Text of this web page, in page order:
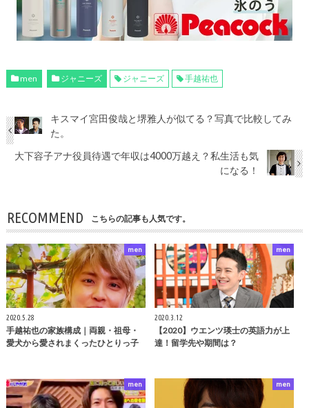
men ジャニーズ ジャニーズ 手越祐也
キスマイ宮田俊哉と堺雅人が似てる？写真で比較してみ
た。
大下容子アナ役員待遇で年収は4000万越え？私生活も気
になる！
RECOMMEND こちらの記事も人気です。
men
2020.5.28
手越祐也の家族構成｜両親・祖母・
愛犬から愛されまくったひとりっ子
men
2020.3.12
【2020】ウエンツ瑛士の英語力が上
達！留学先や期間は？
men men